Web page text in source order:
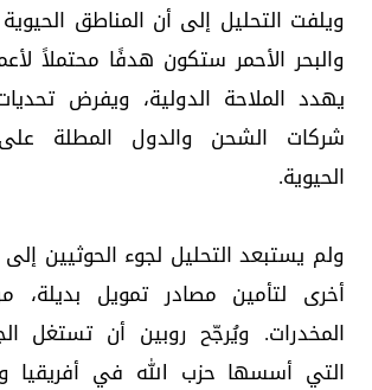
ويلفت التحليل إلى أن المناطق
والبحر الأحمر ستكون هدفًا محتملاً
يهدد الملاحة الدولية، ويفرض
شركات الشحن والدول المطلة
الحيوية.
ولم يستبعد التحليل لجوء الحوثيين
أخرى لتأمين مصادر تمويل بديلة،
المخدرات. ويُرجّح روبين أن تستغل
التي أسسها حزب الله في أفريقيا